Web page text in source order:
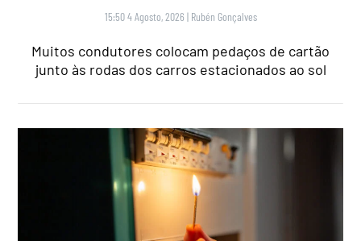
15:50 4 Agosto, 2026 | Rubén Gonçalves
Muitos condutores colocam pedaços de cartão
junto às rodas dos carros estacionados ao sol